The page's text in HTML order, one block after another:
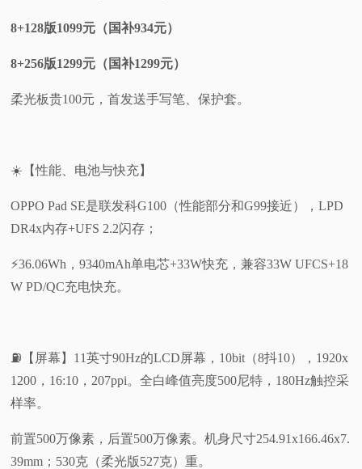
8+128版1099元（国补934元）
8+256版1299元（国补1299元）
柔光板贵100元，首发送手写笔、保护套。
☀️【性能、电池与快充】
OPPO Pad SE是联发科G100（性能部分和G99接近），LPD
DR4x内存+UFS 2.2闪存；
⚡36.06Wh，9340mAh单电芯+33W快充，兼容33W UFCS+18
W PD/QC充电快充。
⛽【屏幕】11英寸90Hz的LCD屏幕，10bit（8抖10），1920x
1200，16:10，207ppi。全白峰值亮度500尼特，180Hz触控采
样率。
前置500万像素，后置500万像素。机身尺寸254.91x166.46x7.
39mm；530克（柔光版527克）重。